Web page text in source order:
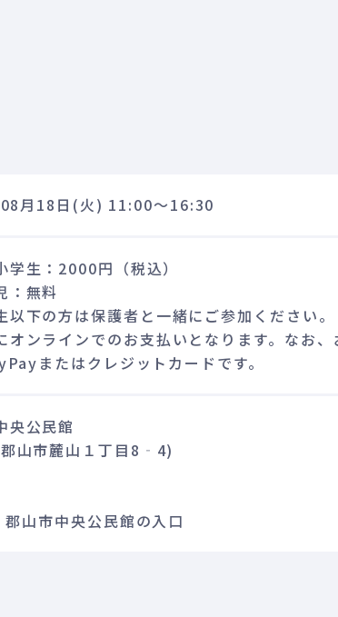
月18日(火) 11:00～16:30
学生：2000円（税込）
：無料
下の方は保護者と一緒にご参加ください。
ンラインでのお支払いとなります。なお、
またはクレジットカードです。
央公民館
山市麓山１丁目8‐4)
山市中央公民館の入口